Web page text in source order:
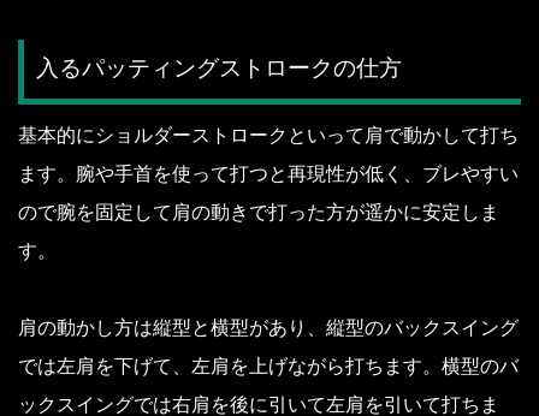
入るパッティングストロークの仕方
基本的にショルダーストロークといって肩で動かして打ち
ます。 腕や手首を使って打つと再現性が低く、ブレやすい
ので腕を固定して肩の動きで打った方が遥かに安定しま
す。
肩の動かし方は縦型と横型があり、縦型のバックスイング
では左肩を下げて、左肩を上げながら打ちます。 横型のバ
ックスイングでは右肩を後に引いて左肩を引いて打ちま